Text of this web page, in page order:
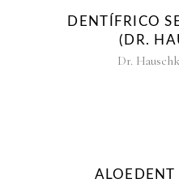
DENTÍFRICO
(DR.
Dr.
ALOEDENT